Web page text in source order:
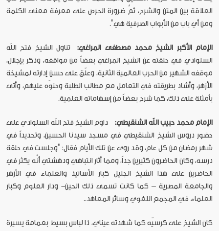
العلاقة بين المتن والشرح، ثمَّ ضرورة الحرص على معرفة معنى الكلمة
ومن أي باب من الأبواب الصرفية هي".
الإمام الأكبر الشيخ محمد مصطفى المراغي:تناول الشيخ فتح الله
السلوادي في حلقته عن الشيخ المراغي بعضاً من مواقفه، وذكر بإجلال،
موقفه الشهير من الحرب العالمية الثانية، وعلّق على حسن إدارته لمشيخة
الأزهر، وأشاد بطريقته في التعامل مع مطالب الطلبة وحنوّه عليهم، وأتى
بأمثلة على ذلك، كما شرح بعضاً من إسهاماته العلمية.
الإمام محمد حبيب اللهالشنقيطي: داوم الشيخ فتح الله السلوادي على
حضور دروس الشيخ الشنقيطي في مسجد سيدنا الحسين، وتحديداً في
شهر رمضان من كل عام، وقد روى عن تلك الأيام فقال: "وجلست في حلقة
درسه، وكان الحاضرون كثيرين جداً، ومما أثار انتباهي ودهشتي أنَّه يكثر في
الحاضرين على هذا الشيخ الجليل كبار الأساتيذ والعلماء في الأزهر
والجامعة المصرية – كما كانت تسمى ذلك الحين- ودار العلوم وكبار
العلماء في المجمع اللغوي وسائر المعاهد..
كان الشيخ على كرسيّه كما شهدته عيناي، ذا لباس بسيط بعمامة يسيرة